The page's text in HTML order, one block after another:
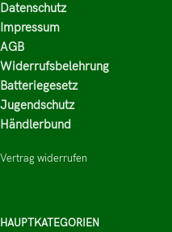
Datenschutz
Impressum
AGB
Widerrufsbelehrung
Batteriegesetz
Jugendschutz
Händlerbund
Vertrag widerrufen
HAUPTKATEGORIEN